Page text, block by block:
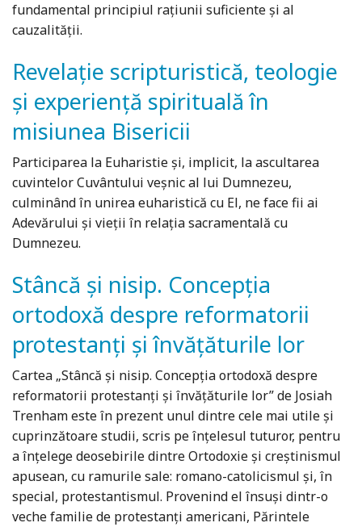
fundamental principiul rațiunii suficiente și al
cauzalității.
Revelație scripturistică, teologie
și experiență spirituală în
misiunea Bisericii
Participarea la Euharistie şi, implicit, la ascultarea
cuvintelor Cuvântului veşnic al lui Dumnezeu,
culminând în unirea euharistică cu El, ne face fii ai
Adevărului şi vieţii în relaţia sacramentală cu
Dumnezeu.
Stâncă şi nisip. Concepţia
ortodoxă despre reformatorii
protestanţi şi învăţăturile lor
Cartea „Stâncă şi nisip. Concepţia ortodoxă despre
reformatorii protestanţi şi învăţăturile lor” de Josiah
Trenham este în prezent unul dintre cele mai utile şi
cuprinzătoare studii, scris pe înţelesul tuturor, pentru
a înţelege deosebirile dintre Ortodoxie şi creştinismul
apusean, cu ramurile sale: romano-catolicismul şi, în
special, protestantismul. Provenind el însuşi dintr-o
veche familie de protestanţi americani, Părintele